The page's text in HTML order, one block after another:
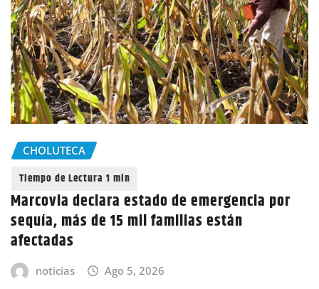
CHOLUTECA
Marcovia declara estado de emergencia por
sequía, más de 15 mil familias están
afectadas
noticias Ago 5, 2026